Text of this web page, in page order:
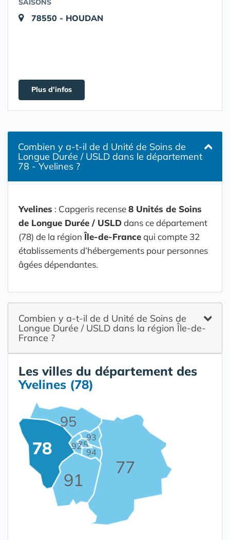
SAISONS
78550 - HOUDAN
Plus d'infos
Combien y a-t-il de d Unité de Soins de
Longue Durée / USLD dans le département
78 - Yvelines ?
Yvelines : Capgeris recense8 Unités de Soins
de Longue Durée / USLDdans ce département
(78) de la régionÎle-de-Francequi compte 32
établissements d’hébergements pour personnes
âgées dépendantes.
Combien y a-t-il de d Unité de Soins de
Longue Durée / USLD dans la région Île-de-
France ?
Les villes du département des
Yvelines (78)
75
77
78
91
92
93
94
95